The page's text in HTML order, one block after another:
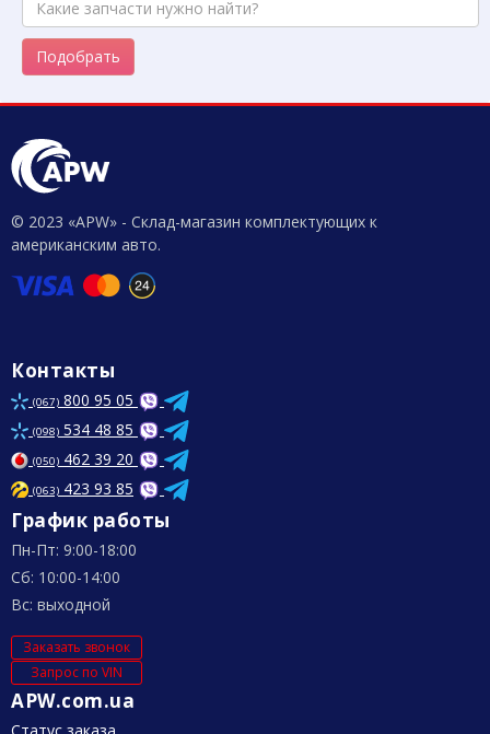
Подобрать
© 2023 «APW» - Склад-магазин комплектующих к
американским авто.
Контакты
(067) 800 95 05
(098) 534 48 85
(050) 462 39 20
(063) 423 93 85
График работы
Пн-Пт: 9:00-18:00
Сб: 10:00-14:00
Вс: выходной
Заказать звонок
Запрос по VIN
APW.com.ua